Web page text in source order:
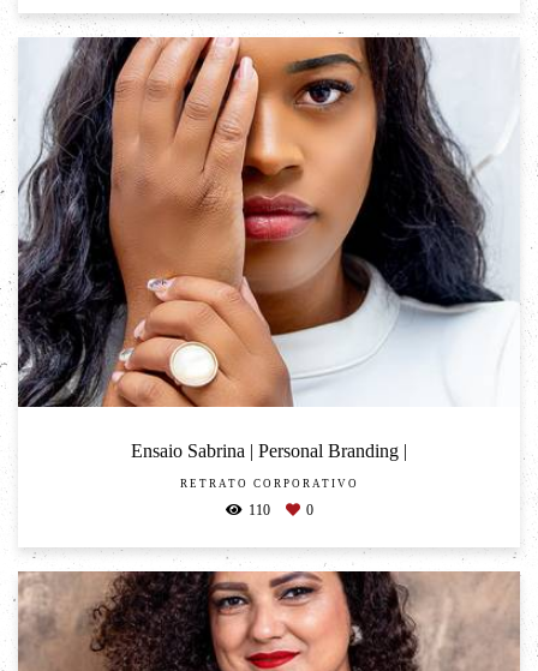
Ensaio Sabrina | Personal Branding |
RETRATO CORPORATIVO
110 0